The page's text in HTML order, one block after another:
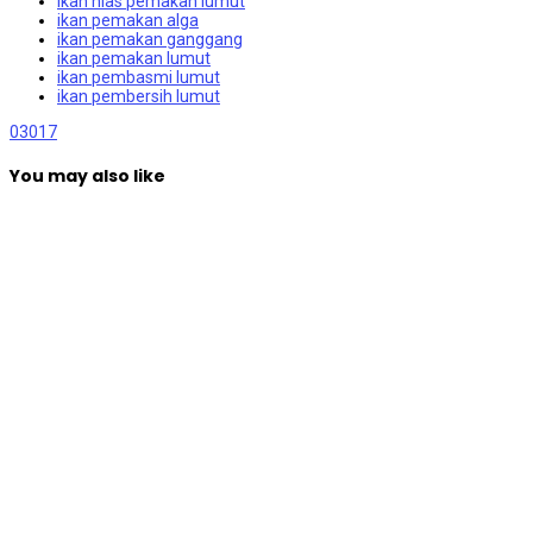
ikan pemakan alga
ikan pemakan ganggang
ikan pemakan lumut
ikan pembasmi lumut
ikan pembersih lumut
03017
You may also like